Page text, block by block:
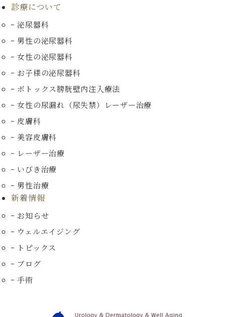
診療について
泌尿器科
男性の泌尿器科
女性の泌尿器科
お子様の泌尿器科
ボトックス膀胱壁内注入療法
女性の尿漏れ（尿失禁）
レーザー治療
皮膚科
美容皮膚科
レーザー治療
いびき治療
男性治療
新着情報
お知らせ
ウェルエイジング
トピックス
ブログ
手術